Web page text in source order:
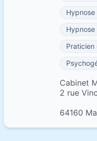
Hypnose
Praticien
Cabinet
2 rue
64160